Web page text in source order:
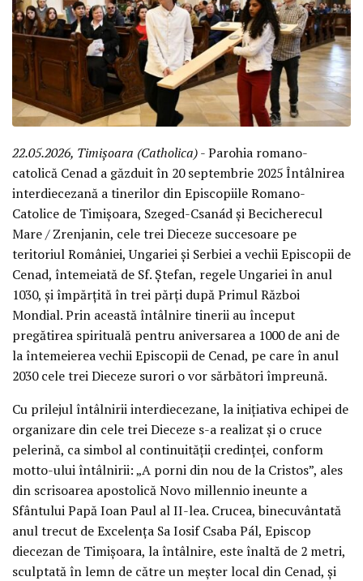
22.05.2026, Timișoara (Catholica)- Parohia romano-
catolică Cenad a găzduit în 20 septembrie 2025 Întâlnirea
interdiecezană a tinerilor din Episcopiile Romano-
Catolice de Timișoara, Szeged-Csanád și Becicherecul
Mare / Zrenjanin, cele trei Dieceze succesoare pe
teritoriul României, Ungariei și Serbiei a vechii Episcopii de
Cenad, întemeiată de Sf. Ștefan, regele Ungariei în anul
1030, și împărțită în trei părți după Primul Război
Mondial. Prin această întâlnire tinerii au început
pregătirea spirituală pentru aniversarea a 1000 de ani de
la întemeierea vechii Episcopii de Cenad, pe care în anul
2030 cele trei Dieceze surori o vor sărbători împreună.
Cu prilejul întâlnirii interdiecezane, la inițiativa echipei de
organizare din cele trei Dieceze s-a realizat și o cruce
pelerină, ca simbol al continuității credinței, conform
motto-ului întâlnirii: „A porni din nou de la Cristos”, ales
din scrisoarea apostolică Novo millennio ineunte a
Sfântului Papă Ioan Paul al II-lea. Crucea, binecuvântată
anul trecut de Excelența Sa Iosif Csaba Pál, Episcop
diecezan de Timișoara, la întâlnire, este înaltă de 2 metri,
sculptată în lemn de către un meșter local din Cenad, și